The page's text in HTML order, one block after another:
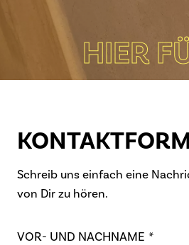
HIER
Schreib uns einfach eine
von Dir zu hören.
VOR- UND NACHNAME *